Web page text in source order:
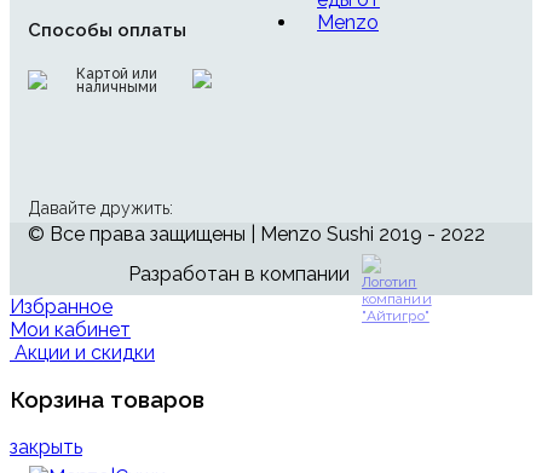
Способы оплаты
Картой или
наличными
Давайте дружить:
© Все права защищены | Menzo Sushi 2019 - 2022
Разработан в компании
Избранное
Мои кабинет
Акции и скидки
Корзина товаров
закрыть